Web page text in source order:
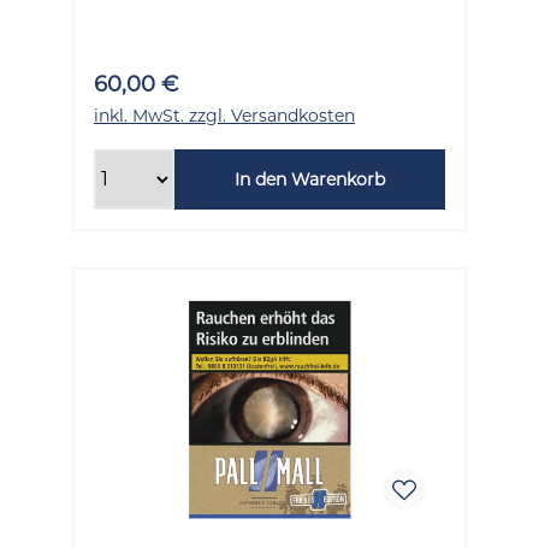
60,00 €
inkl. MwSt. zzgl. Versandkosten
In den Warenkorb